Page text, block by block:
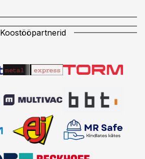
Koostööpartnerid